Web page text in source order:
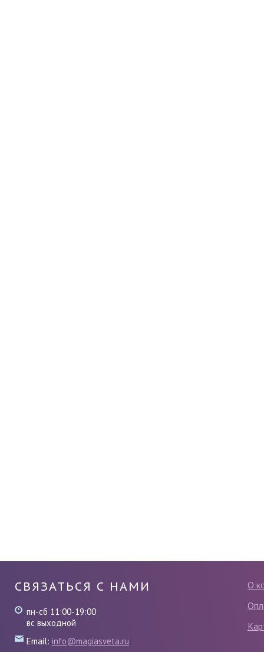
О
СВЯЗАТЬСЯ С НАМИ
пн-сб 11:00-19:00
вс выходной
Email: info@magiasveta.ru